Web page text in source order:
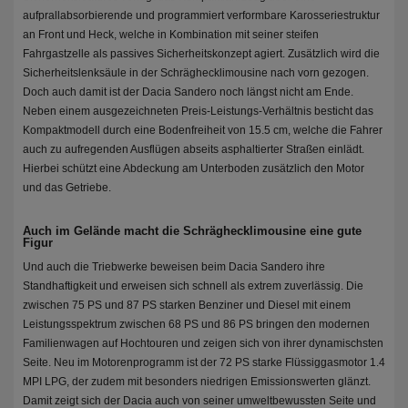
aufprallabsorbierende und programmiert verformbare Karosseriestruktur
an Front und Heck, welche in Kombination mit seiner steifen
Fahrgastzelle als passives Sicherheitskonzept agiert. Zusätzlich wird die
Sicherheitslenksäule in der Schräghecklimousine nach vorn gezogen.
Doch auch damit ist der Dacia Sandero noch längst nicht am Ende.
Neben einem ausgezeichneten Preis-Leistungs-Verhältnis besticht das
Kompaktmodell durch eine Bodenfreiheit von 15.5 cm, welche die Fahrer
auch zu aufregenden Ausflügen abseits asphaltierter Straßen einlädt.
Hierbei schützt eine Abdeckung am Unterboden zusätzlich den Motor
und das Getriebe.
Auch im Gelände macht die Schräghecklimousine eine gute
Figur
Und auch die Triebwerke beweisen beim Dacia Sandero ihre
Standhaftigkeit und erweisen sich schnell als extrem zuverlässig. Die
zwischen 75 PS und 87 PS starken Benziner und Diesel mit einem
Leistungsspektrum zwischen 68 PS und 86 PS bringen den modernen
Familienwagen auf Hochtouren und zeigen sich von ihrer dynamischsten
Seite. Neu im Motorenprogramm ist der 72 PS starke Flüssiggasmotor 1.4
MPI LPG, der zudem mit besonders niedrigen Emissionswerten glänzt.
Damit zeigt sich der Dacia auch von seiner umweltbewussten Seite und